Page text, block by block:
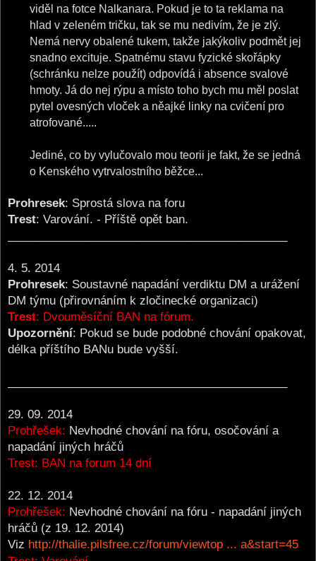
viděl na fotce Nalkanara. Pokud je to ta reklama na
hlad v zeleném tričku, tak se mu nedivím, že je zlý.
Nemá nervy obalené tukem, takže jakýkoliv podmět jej
snadno excituje. Spatnému stavu fyzické skořápky
(schránku nelze použít) odpovídá i absence svalové
hmoty. Já do nej rýpu a místo toho bych mu měl poslat
pytel ovesných vloček a něajké linky na cvičení pro
atrofované.....
Jediné, co by vylučovalo mou teorii je fakt, že se jedná
o Kenského vytrvalostního běžce...
Prohresek: Sprostá slova na foru
Trest: Varování. - Příště opět ban.
4. 5. 2014
Prohresek: Soustavné napadání verdiktu DM a urážení
DM týmu (přirovnáním k zločinecké organizaci)
Trest: Dvouměsíční BAN na fórum.
Upozornění: Pokud se bude podobné chování opakovat,
délka příštího BANu bude vyšší.
29. 09. 2014
Prohřešek: Nevhodné chování na fóru, osočování a
napadání jiných hráčů
Trest: BAN na forum 14 dní
22. 12. 2014
Prohřešek: Nevhodné chování na fóru - napadání jiných
hráčů (z 19. 12. 2014)
Viz http://thalie.pilsfree.cz/forum/viewtop ... a&start=45